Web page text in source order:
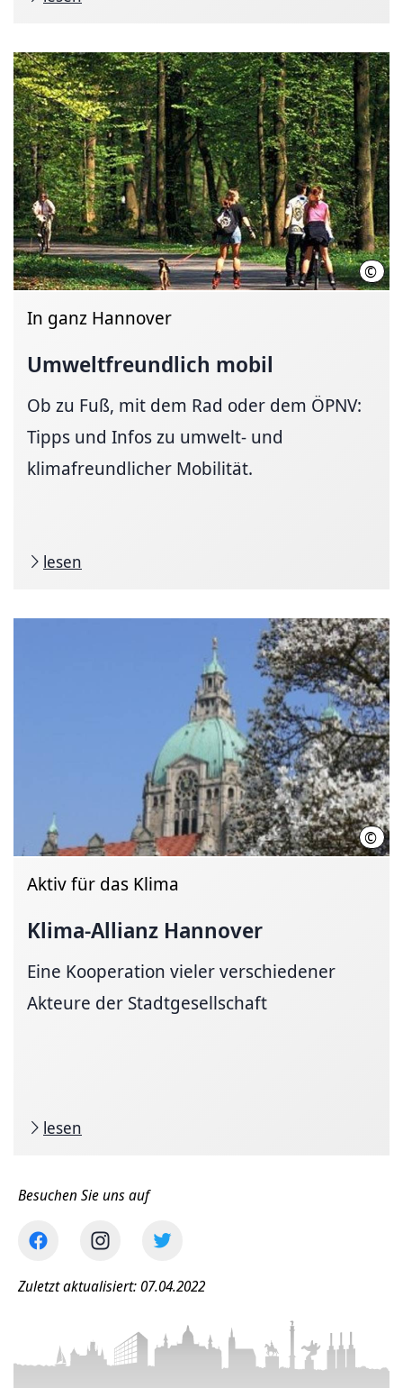
© LHH
In ganz Hannover
Umweltfreundlich mobil
Ob zu Fuß, mit dem Rad oder dem ÖPNV:
Tipps und Infos zu umwelt- und
klimafreundlicher Mobilität.
lesen
©
Aktiv für das Klima
Klima-Allianz Hannover
Eine Kooperation vieler verschiedener
Akteure der Stadtgesellschaft
lesen
Besuchen Sie uns auf
Zuletzt aktualisiert: 07.04.2022